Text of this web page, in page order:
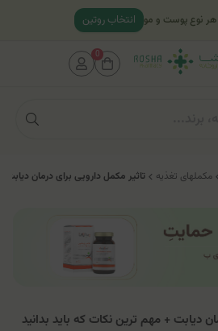
مکملهای تغذیه تاثیر مکمل ‎دارویی برای درمان دیابت + مهم ترین نکات که باید بدانید
نوع پوست و مو انتخاب روتین
0